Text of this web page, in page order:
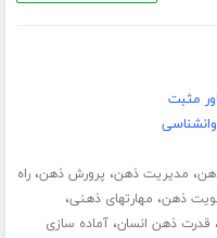
مثبت
، مدیریت ذهن، پرورش ذهن،راه
ذهن، مهارت­های ذهنی،
، قدرت ذهن انسان،آماده سازی